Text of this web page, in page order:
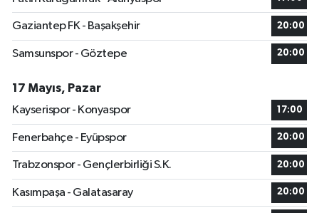
Gaziantep FK - Başakşehir 20:00
Samsunspor - Göztepe 20:00
17 Mayıs, Pazar
Kayserispor - Konyaspor
17:00
Fenerbahçe - Eyüpspor 20:00
Trabzonspor - Gençlerbirliği S.K. 20:00
Kasımpaşa - Galatasaray 20:00